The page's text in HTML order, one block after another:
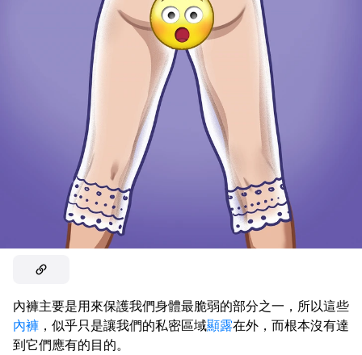
內褲主要是用來保護我們身體最脆弱的部分之一，所以這些
內褲 ，似乎只是讓我們的私密區域顯露在外，而根本沒有達
到它們應有的目的。